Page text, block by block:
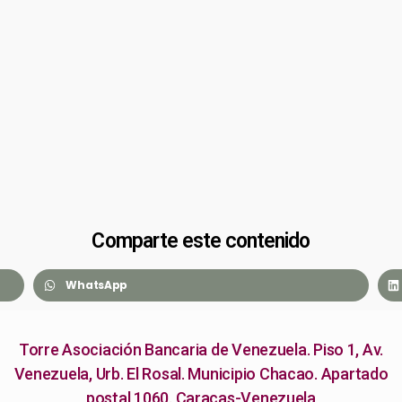
Comparte este contenido
WhatsApp
Torre Asociación Bancaria de Venezuela. Piso 1, Av.
Venezuela, Urb. El Rosal. Municipio Chacao. Apartado
postal 1060. Caracas-Venezuela